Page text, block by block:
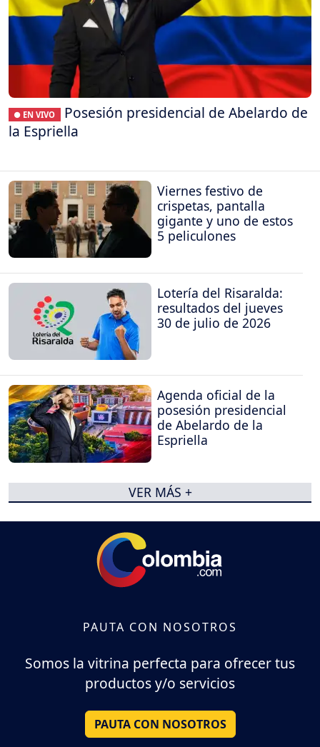
● EN VIVO
Posesión presidencial de Abelardo de
la Espriella
Viernes festivo de
crispetas, pantalla
gigante y uno de estos
5 peliculones
Lotería del Risaralda:
resultados del jueves
30 de julio de 2026
Agenda oficial de la
posesión presidencial
de Abelardo de la
Espriella
VER MÁS +
PAUTA CON NOSOTROS
Somos la vitrina perfecta para ofrecer tus
productos y/o servicios
PAUTA CON NOSOTROS